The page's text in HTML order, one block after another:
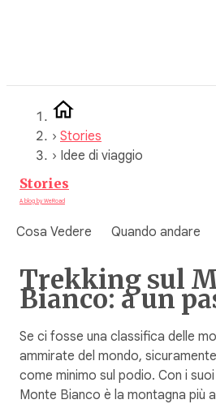
› Stories
› Idee di viaggio
Stories
A blog by WeRoad
Cosa Vedere Quando andare
Trekking sul
Bianco: a un
Se ci fosse una classifica delle
ammirate del mondo,
come minimo sul podio. Con i
Monte Bianco è la montagna più